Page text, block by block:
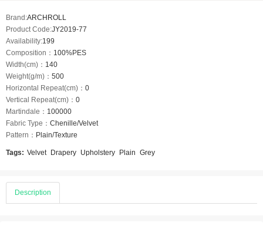
Brand:ARCHROLL
Product Code:JY2019-77
Availability:199
Composition： 100%PES
Width(cm)： 140
Weight(g/m)： 500
Horizontal Repeat(cm)： 0
Vertical Repeat(cm)： 0
Martindale： 100000
Fabric Type： Chenille/Velvet
Pattern： Plain/Texture
Tags: Velvet Drapery Upholstery Plain Grey
Description